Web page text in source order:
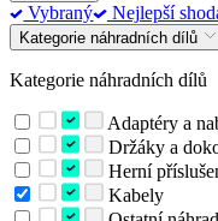
Vybraný Nejlepší
Kategorie náhradních dílů
Kategorie náhradních dílů
Adaptéry a
Držáky a
Herní
Kabely